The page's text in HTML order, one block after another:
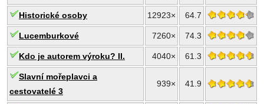
Historické osoby 12923× 64.7
Lucemburkové 7260× 74.3
Kdo je autorem výroku? II. 4040× 61.3
Slavní mořeplavci a
cestovatelé 3
939× 41.9